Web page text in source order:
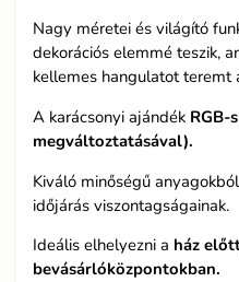
Nagy méretei és világító
dekorációs elemmé teszik,
kellemes hangulatot teremt
A karácsonyi ajándék RGB-
megváltoztatásával).
Kiváló minőségű
időjárás viszontagságainak.
Ideális elhelyezni a ház
bevásárlóközpontokban.